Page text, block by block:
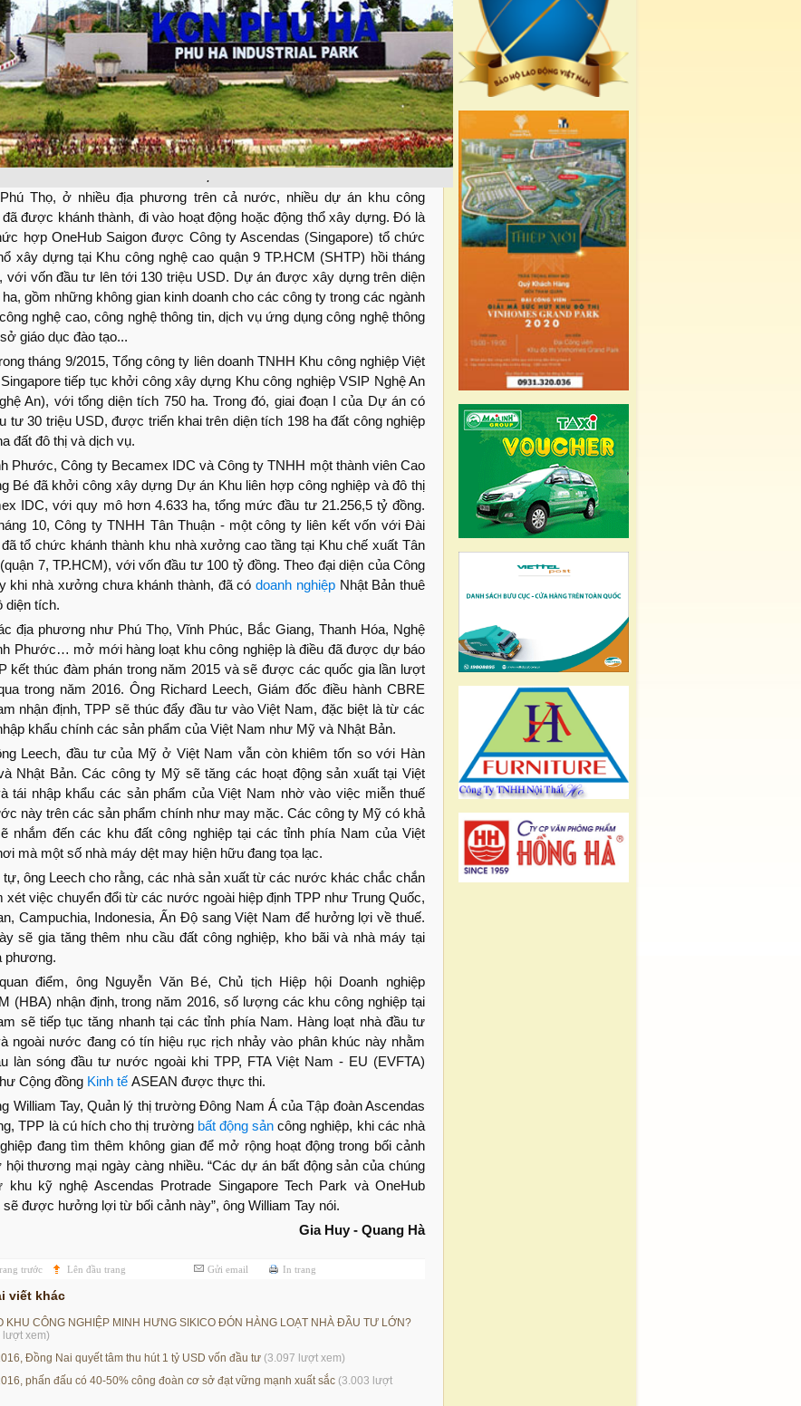
.
Thọ, ở nhiều địa phương trên cả nước, nhiều dự án khu công
đã được khánh thành, đi vào hoạt động hoặc động thổ xây dựng. Đó là
hợp OneHub Saigon được Công ty Ascendas (Singapore) tổ chức
xây dựng tại Khu công nghệ cao quận 9 TP.HCM (SHTP) hồi tháng
với vốn đầu tư lên tới 130 triệu USD. Dự án được xây dựng trên diện
gồm những không gian kinh doanh cho các công ty trong các ngành
nghệ cao, công nghệ thông tin, dịch vụ ứng dụng công nghệ thông
giáo dục đào tạo...
tháng 9/2015, Tổng công ty liên doanh TNHH Khu công nghiệp Việt
tiếp tục khởi công xây dựng Khu công nghiệp VSIP Nghệ An
An), với tổng diện tích 750 ha. Trong đó, giai đoạn I của Dự án có
tư 30 triệu USD, được triển khai trên diện tích 198 ha đất công nghiệp
đất đô thị và dịch vụ.
Phước, Công ty Becamex IDC và Công ty TNHH một thành viên Cao
Bé đã khởi công xây dựng Dự án Khu liên hợp công nghiệp và đô thị
IDC, với quy mô hơn 4.633 ha, tổng mức đầu tư 21.256,5 tỷ đồng.
10, Công ty TNHH Tân Thuận - một công ty liên kết vốn với Đài
tổ chức khánh thành khu nhà xưởng cao tầng tại Khu chế xuất Tân
7, TP.HCM), với vốn đầu tư 100 tỷ đồng. Theo đại diện của Công
khi nhà xưởng chưa khánh thành, đã códoanh nghiệpNhật Bản thuê
diện tích.
địa phương như Phú Thọ, Vĩnh Phúc, Bắc Giang, Thanh Hóa, Nghệ
Phước… mở mới hàng loạt khu công nghiệp là điều đã được dự báo
kết thúc đàm phán trong năm 2015 và sẽ được các quốc gia lần lượt
trong năm 2016. Ông Richard Leech, Giám đốc điều hành CBRE
nhận định, TPP sẽ thúc đẩy đầu tư vào Việt Nam, đặc biệt là từ các
khẩu chính các sản phẩm của Việt Nam như Mỹ và Nhật Bản.
Leech, đầu tư của Mỹ ở Việt Nam vẫn còn khiêm tốn so với Hàn
Nhật Bản. Các công ty Mỹ sẽ tăng các hoạt động sản xuất tại Việt
tái nhập khẩu các sản phẩm của Việt Nam nhờ vào việc miễn thuế
này trên các sản phẩm chính như may mặc. Các công ty Mỹ có khả
nhắm đến các khu đất công nghiệp tại các tỉnh phía Nam của Việt
mà một số nhà máy dệt may hiện hữu đang tọa lạc.
ông Leech cho rằng, các nhà sản xuất từ các nước khác chắc chắn
xét việc chuyển đổi từ các nước ngoài hiệp định TPP như Trung Quốc,
Campuchia, Indonesia, Ấn Độ sang Việt Nam để hưởng lợi về thuế.
sẽ gia tăng thêm nhu cầu đất công nghiệp, kho bãi và nhà máy tại
phương.
điểm, ông Nguyễn Văn Bé, Chủ tịch Hiệp hội Doanh nghiệp
(HBA) nhận định, trong năm 2016, số lượng các khu công nghiệp tại
sẽ tiếp tục tăng nhanh tại các tỉnh phía Nam. Hàng loạt nhà đầu tư
ngoài nước đang có tín hiệu rục rịch nhảy vào phân khúc này nhằm
làn sóng đầu tư nước ngoài khi TPP, FTA Việt Nam - EU (EVFTA)
Cộng đồng Kinh tế ASEAN được thực thi.
William Tay, Quản lý thị trường Đông Nam Á của Tập đoàn Ascendas
TPP là cú hích cho thị trường bất động sản công nghiệp, khi các nhà
đang tìm thêm không gian để mở rộng hoạt động trong bối cảnh
thương mại ngày càng nhiều. “Các dự án bất động sản của chúng
khu kỹ nghệ Ascendas Protrade Singapore Tech Park và OneHub
sẽ được hưởng lợi từ bối cảnh này”, ông William Tay nói.
Gia Huy - Quang Hà
trước Lên đầu trang Gửi email In trang
viết khác
KHU CÔNG NGHIỆP MINH HƯNG SIKICO ĐÓN HÀNG LOẠT NHÀ ĐẦU TƯ LỚN?
lượt xem)
Đồng Nai quyết tâm thu hút 1 tỷ USD vốn đầu tư (3.097 lượt xem)
phấn đấu có 40-50% công đoàn cơ sở đạt vững mạnh xuất sắc (3.003 lượt